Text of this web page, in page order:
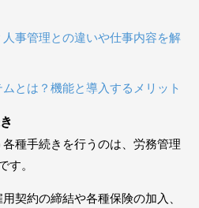
事管理との違いや仕事内容を解
とは？機能と導入するメリット
種手続きを行うのは、労務管理
す。
契約の締結や各種保険の加入、